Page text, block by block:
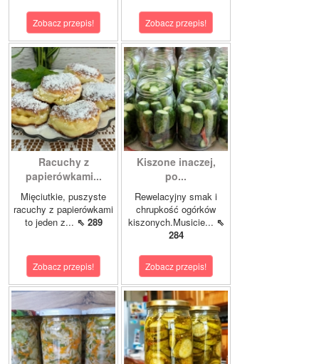
Zobacz przepis! Zobacz przepis!
Racuchy z
papierówkami...
Mięciutkie, puszyste
racuchy z papierówkami
to jeden z... ⇖ 289
Zobacz przepis!
Kiszone inaczej,
po...
Rewelacyjny smak i
chrupkość ogórków
kiszonych.Musicie... ⇖
284
Zobacz przepis!